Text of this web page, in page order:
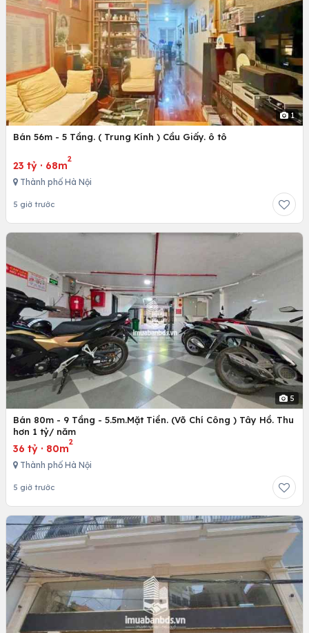
1
Bán 56m - 5 Tầng. ( Trung Kính ) Cầu Giấy. ô tô
23 tỷ · 68m
2
Thành phố Hà Nội
5 giờ trước
5
Bán 80m - 9 Tầng - 5.5m.Mặt Tiền. (Võ Chí Công ) Tây Hồ. Thu
hơn 1 tỷ/ năm
36 tỷ · 80m
2
Thành phố Hà Nội
5 giờ trước